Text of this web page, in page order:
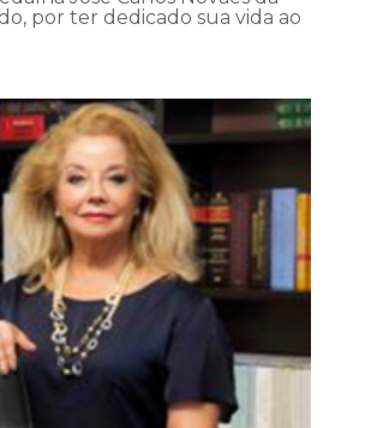
por ter dedicado sua vida ao